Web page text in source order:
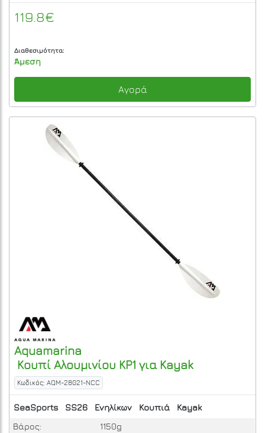
119.8€
Διαθεσιμότητα:
Άμεση
Αγορά
Aquamarina
Kουπί Αλουμινίου KP1 για Kayak
Κωδικός: AQM-28021-NCC
SeaSports SS26 Ενηλίκων Κουπιά
Kayak
Βάρος:
1150g